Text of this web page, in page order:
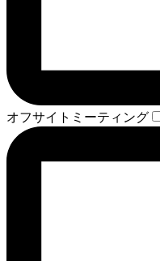
オフサイトミーティング